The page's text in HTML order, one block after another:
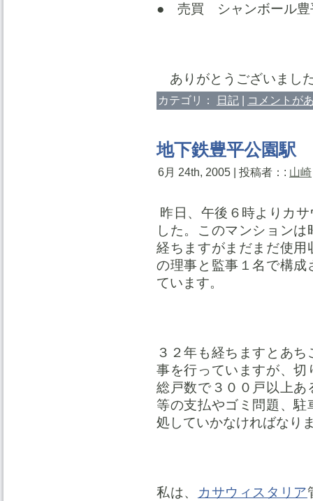
● 売買 シャンボール豊
ありがとうございまし
カテゴリ： 日記 | コメントが
地下鉄豊平公園駅
6月 24th, 2005 | 投稿者：: 山崎
昨日、午後６時よりカ
した。このマンション
経ちますがまだまだ使
の理事と監事１名で構
ています。
３２年も経ちますとあ
事を行っていますが、
総戸数で３００戸以上
等の支払やゴミ問題、
処していかなければなり
私は、 カサウィスタリア